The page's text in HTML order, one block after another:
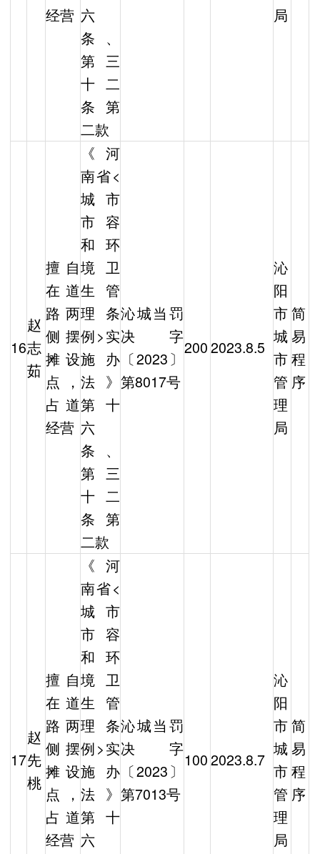
经营 六
条、
第三
十二
条第
二款
局
16
赵
志
茹
擅自
在道
路两
侧摆
摊设
点，
占道
经营
《河
南省<
城市
市容
和环
境卫
生管
理条
例>实
施办
法》
第十
六
条、
第三
十二
条第
二款
沁城当罚
决字
〔2023〕
第8017号
2002023.8.5
沁
阳
市
城
市
管
理
局
简
易
程
序
17
赵
先
桃
擅自
在道
路两
侧摆
摊设
点，
占道
经营
《河
南省<
城市
市容
和环
境卫
生管
理条
例>实
施办
法》
第十
六
沁城当罚
决字
〔2023〕
第7013号
1002023.8.7
沁
阳
市
城
市
管
理
局
简
易
程
序